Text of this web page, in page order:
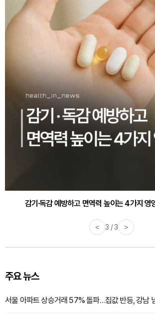
감기·독감 예방하고 면역력 높이는 4가지
< 3 / 3 >
주요 뉴스
서울 아파트 상승거래 57% 돌파…집값 반등, 강남